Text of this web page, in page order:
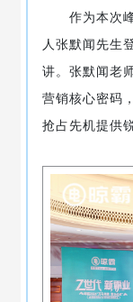
作为本次峰
人张默闻先生
讲。张默闻老
营销核心密码
抢占先机提供